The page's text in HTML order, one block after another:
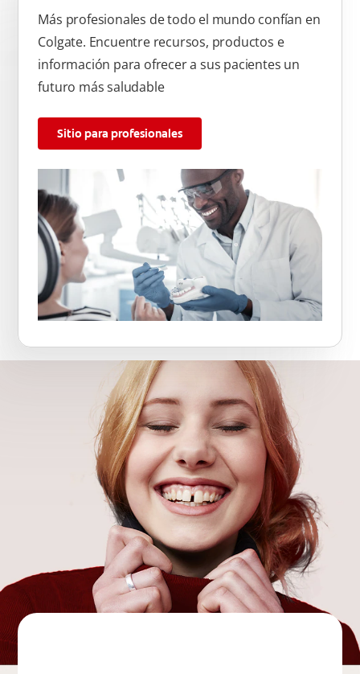
Más profesionales de todo el mundo confían en
Colgate. Encuentre recursos, productos e
información para ofrecer a sus pacientes un
futuro más saludable
Sitio para profesionales